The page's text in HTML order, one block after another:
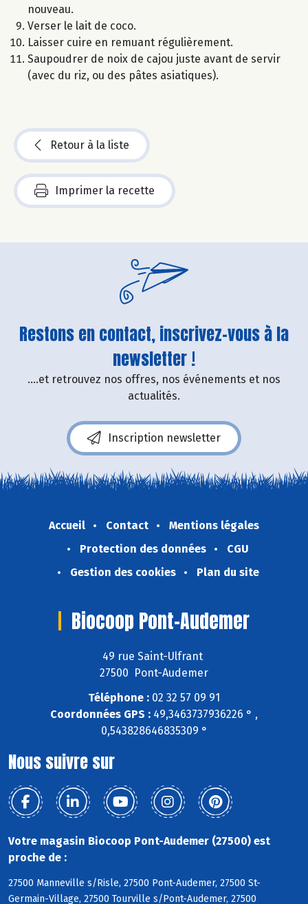
nouveau.
Verser le lait de coco.
Laisser cuire en remuant régulièrement.
Saupoudrer de noix de cajou juste avant de servir
(avec du riz, ou des pâtes asiatiques).
Retour à la liste
Imprimer la recette
Restons en contact, inscrivez-vous à la
newsletter !
....et retrouvez nos offres, nos événements et nos
actualités.
Inscription newsletter
Accueil Contact
Mentions légales
Protection des données
CGU
Gestion des cookies
Plan du site
Biocoop Pont-Audemer
49 rue Saint-Ulfrant
27500 Pont-Audemer
Téléphone : 02 32 57 09 91
Coordonnées GPS : 49,3463737936226 ° ,
0,543828646835309 °
Nous suivre sur
Votre magasin Biocoop Pont-Audemer (27500) est
proche de :
27500 Manneville s/Risle, 27500 Pont-Audemer, 27500 St-
Germain-Village, 27500 Tourville s/Pont-Audemer, 27500